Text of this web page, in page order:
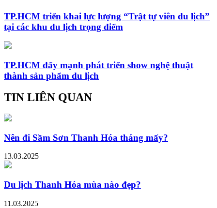
TP.HCM triển khai lực lượng “Trật tự viên du lịch”
tại các khu du lịch trọng điểm
TP.HCM đẩy mạnh phát triển show nghệ thuật
thành sản phẩm du lịch
TIN LIÊN QUAN
Nên đi Sầm Sơn Thanh Hóa tháng mấy?
13.03.2025
Du lịch Thanh Hóa mùa nào đẹp?
11.03.2025